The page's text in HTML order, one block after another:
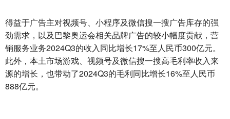
得益于广告主对视频号、小程序及微信搜一搜广告库存的强
劲需求，以及巴黎奥运会相关品牌广告的较小幅度贡献，营
销服务业务2024Q3的收入同比增长17%至人民币300亿元。
此外，本土市场游戏、视频号及微信搜一搜高毛利率收入来
源的增长，也带动了2024Q3的毛利同比增长16%至人民币
888亿元。